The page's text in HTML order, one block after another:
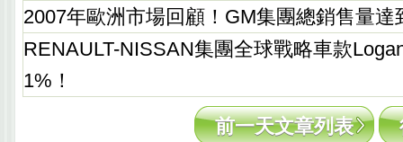
2007年歐洲市場回顧！GM集團總銷售量達
RENAULT-NISSAN集團全球戰略車款
1%！
前一天文章列表